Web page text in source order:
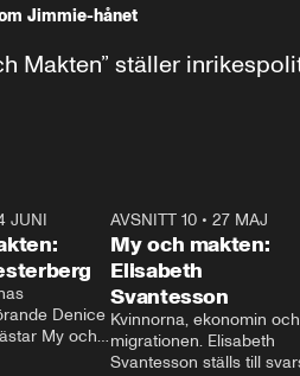
Jimmie-hånet
Makten” ställer
23:40
JUNI
Denice
My och
AVSNITT 10 •27 MAJ
My och makten:
Elisabeth
Svantesson
Kvinnorna, ekonomin och
migrationen. Elisabeth
Svantesson ställs till